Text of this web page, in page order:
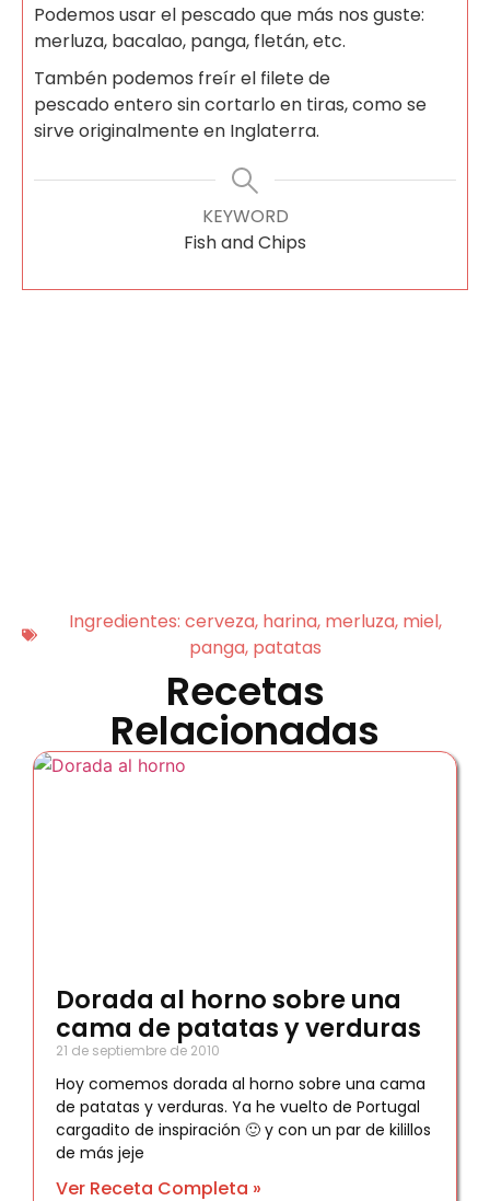
Podemos usar el pescado que más nos guste:
merluza, bacalao, panga, fletán, etc.
Tambén podemos freír el filete de
pescado entero sin cortarlo en tiras, como se
sirve originalmente en Inglaterra.
KEYWORD
Fish and Chips
Ingredientes: cerveza, harina, merluza, miel,
panga, patatas
Recetas
Relacionadas
Dorada al horno sobre una
cama de patatas y verduras
21 de septiembre de 2010
Hoy comemos dorada al horno sobre una cama
de patatas y verduras. Ya he vuelto de Portugal
cargadito de inspiración 🙂 y con un par de kilillos
de más jeje
Ver Receta Completa »